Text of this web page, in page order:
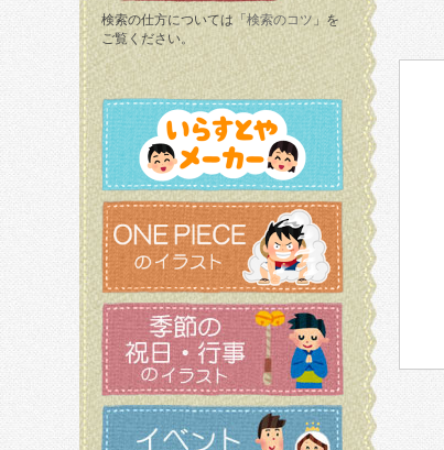
検索の仕方については「 検索のコツ 」を
ご覧ください。